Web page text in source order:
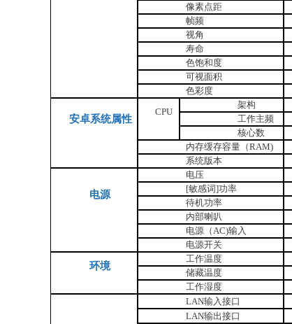
像素点距
帧频
视角
寿命
色饱和度
可视面积
色彩度
安卓系统属性
CPU
架构
工作主频
核心数
内存缓存容量（RAM)
系统版本
电源
电压
[敏感词]功率
待机功率
内部喇叭
电源（AC)输入
电源开关
环境
工作温度
储藏温度
工作湿度
LAN输入接口
LAN输出接口